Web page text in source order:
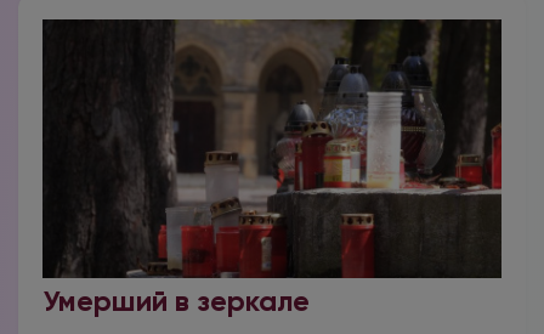
Умерший в зеркале